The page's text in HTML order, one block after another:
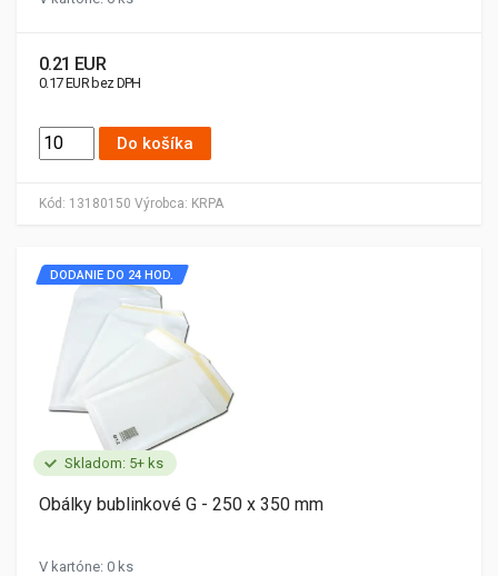
Kód: 13180150 Výrobca: KRPA
0.21 EUR
0.17 EUR bez DPH
Do košíka
Skladom: 5+ ks
DODANIE DO 24 HOD.
Obálky bublinkové G - 250 x 350 mm
V kartóne: 0 ks